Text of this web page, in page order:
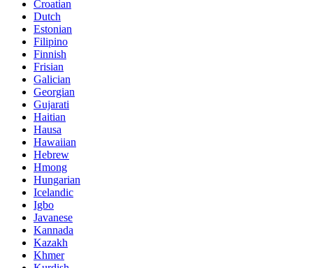
Croatian
Dutch
Estonian
Filipino
Finnish
Frisian
Galician
Georgian
Gujarati
Haitian
Hausa
Hawaiian
Hebrew
Hmong
Hungarian
Icelandic
Igbo
Javanese
Kannada
Kazakh
Khmer